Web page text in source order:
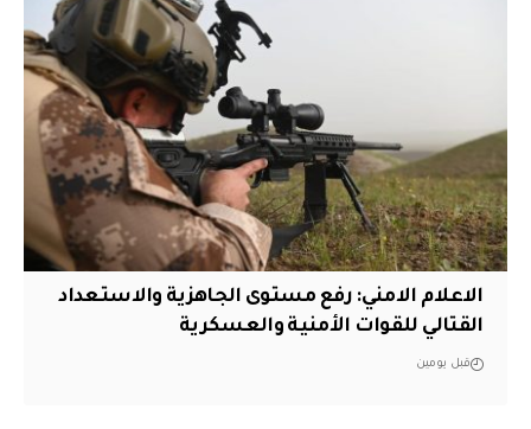
الاعلام الامني: رفع مستوى الجاهزية والاستعداد
القتالي للقوات الأمنية والعسكرية
قبل يومين